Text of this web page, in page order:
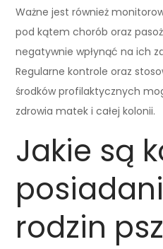
Ważne jest również
pod kątem chorób oraz
negatywnie wpłynąć na ich
Regularne kontrole oraz
środków profilaktycznych
zdrowia matek i całej kolonii.
Jakie są
rodzin